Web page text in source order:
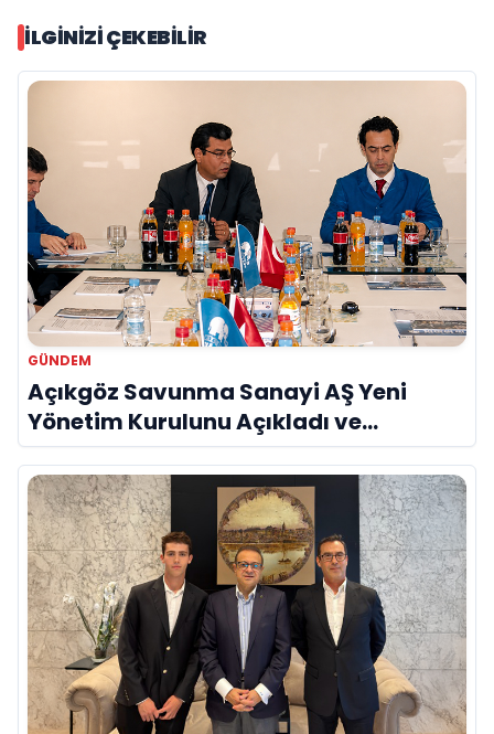
İLGINIZI ÇEKEBILIR
GÜNDEM
Açıkgöz Savunma Sanayi AŞ Yeni
Yönetim Kurulunu Açıkladı ve
Savunma Sanayinde Küresel Vizyon
Vurgusu